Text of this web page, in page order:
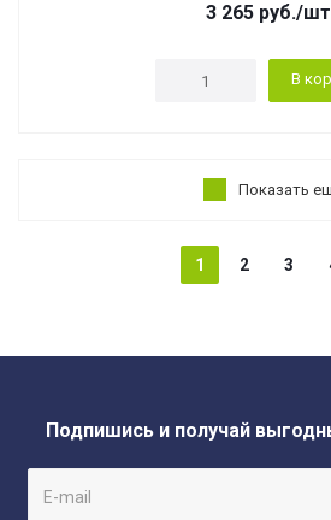
3 265 руб./
В
Показать
1 2 3
Подпишись и получай